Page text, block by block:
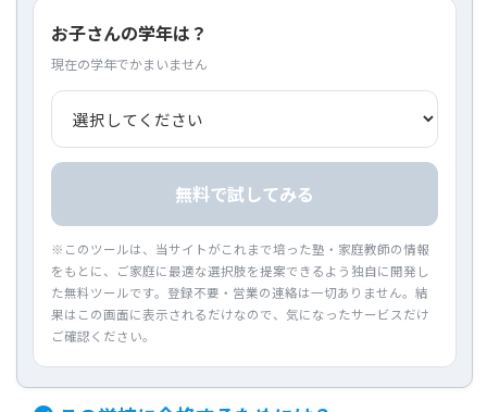
お子さんの学年は？
現在の学年でかまいません
無料で試してみる
※このツールは、当サイトがこれまで培った塾・家庭教師の情報
をもとに、ご家庭に最適な選択肢を提案できるよう独自に開発し
た無料ツールです。登録不要・営業の連絡は一切ありません。結
果はこの画面に表示されるだけなので、気になったサービスだけ
ご確認ください。